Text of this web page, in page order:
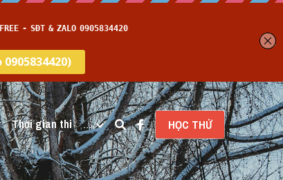
Thời gian thi … HỌC THỬ